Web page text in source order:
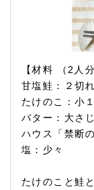
【材料 （2人
甘塩鮭：２切れ
たけのこ：小
バター：大さ
ハウス「禁断
塩：少々
たけのこと鮭